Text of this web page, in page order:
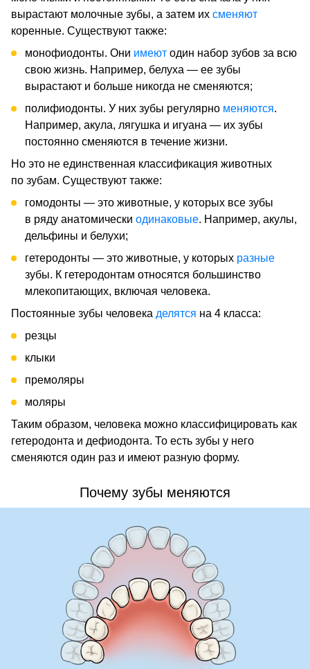
вырастают молочные зубы, а затем их сменяют
коренные. Существуют также:
монофиодонты. Они имеют один набор зубов за всю
свою жизнь. Например, белуха — ее зубы
вырастают и больше никогда не сменяются;
полифиодонты. У них зубы регулярно меняются.
Например, акула, лягушка и игуана — их зубы
постоянно сменяются в течение жизни.
Но это не единственная классификация животных
по зубам. Существуют также:
гомодонты — это животные, у которых все зубы
в ряду анатомически одинаковые. Например, акулы,
дельфины и белухи;
гетеродонты — это животные, у которых разные
зубы. К гетеродонтам относятся большинство
млекопитающих, включая человека.
Постоянные зубы человека делятся на 4 класса:
резцы
клыки
премоляры
моляры
Таким образом, человека можно классифицировать как
гетеродонта и дефиодонта. То есть зубы у него
сменяются один раз и имеют разную форму.
Почему зубы меняются